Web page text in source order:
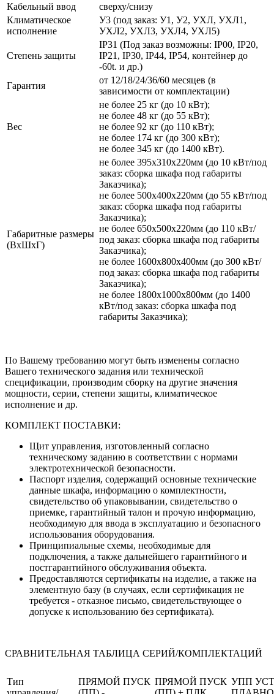
Кабельный ввод
сверху/снизу
Климатическое
исполнение
У3 (под заказ: У1, У2, УХЛ, УХЛ1,
УХЛ2, УХЛ3, УХЛ4, УХЛ5)
Степень защиты
IP31 (Под заказ возможны: IP00, IP20,
IP21, IP30, IP44, IP54, контейнер до
-60t. и др.)
Гарантия
от 12/18/24/36/60 месяцев (в
зависимости от комплектации)
Вес
не более 25 кг (до 10 кВт);
не более 48 кг (до 55 кВт);
не более 92 кг (до 110 кВт);
не более 174 кг (до 300 кВт);
не более 345 кг (до 1400 кВт).
Габаритные размеры
(ВхШхГ)
не более 395х310х220мм (до 10 кВт/под
заказ: сборка шкафа под габариты
Заказчика);
не более 500х400х220мм (до 55 кВт/под
заказ: сборка шкафа под габариты
Заказчика);
не более 650х500х220мм (до 110 кВт/
под заказ: сборка шкафа под габариты
Заказчика);
не более 1600х800х400мм (до 300 кВт/
под заказ: сборка шкафа под габариты
Заказчика);
не более 1800х1000х800мм (до 1400
кВт/под заказ: сборка шкафа под
габариты Заказчика);
По Вашему требованию могут быть изменены согласно
Вашего технического задания или технической
спецификации, производим сборку на другие значения
мощности, серии, степени защиты, климатическое
исполнение и др.
КОМПЛЕКТ ПОСТАВКИ:
Щит управления, изготовленный согласно
техническому заданию в соответствии с нормами
электротехнической безопасности.
Паспорт изделия, содержащий основные технические
данные шкафа, информацию о комплектности,
свидетельство об упаковывании, свидетельство о
приемке, гарантийный талон и прочую информацию,
необходимую для ввода в эксплуатацию и безопасного
использования оборудования.
Принципиальные схемы, необходимые для
подключения, а также дальнейшего гарантийного и
постгарантийного обслуживания объекта.
Предоставляются сертификаты на изделие, а также на
элементную базу (в случаях, если сертификация не
требуется - отказное письмо, свидетельствующее о
допуске к использованию без сертификата).
СРАВНИТЕЛЬНАЯ ТАБЛИЦА СЕРИЙ/КОМПЛЕКТАЦИЙ
Тип
ПРЯМОЙ ПУСК ПРЯМОЙ ПУСК УПП